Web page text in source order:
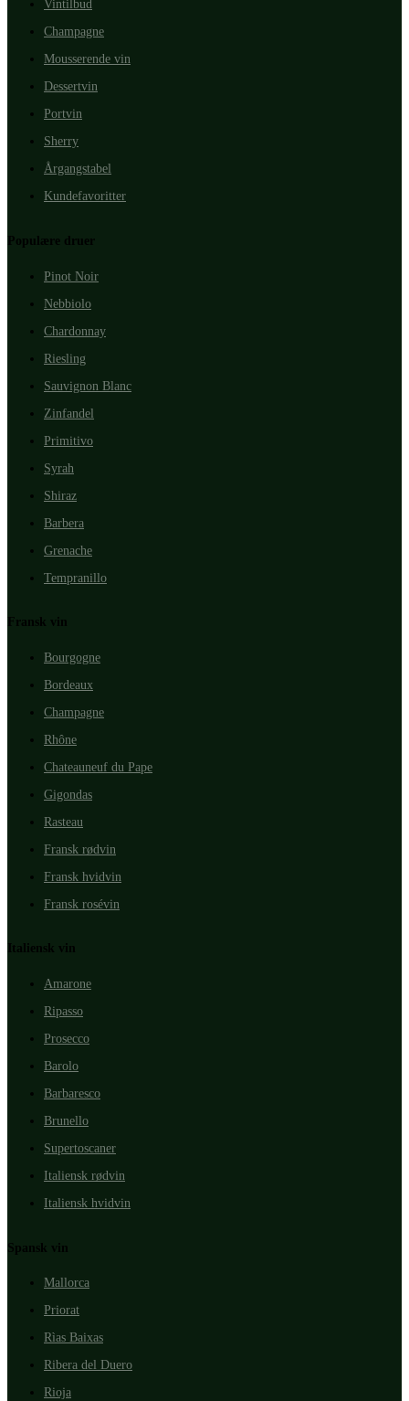
Vintilbud
Champagne
Mousserende vin
Dessertvin
Portvin
Sherry
Årgangstabel
Kundefavoritter
Populære druer
Pinot Noir
Nebbiolo
Chardonnay
Riesling
Sauvignon Blanc
Zinfandel
Primitivo
Syrah
Shiraz
Barbera
Grenache
Tempranillo
Fransk vin
Bourgogne
Bordeaux
Champagne
Rhône
Chateauneuf du Pape
Gigondas
Rasteau
Fransk rødvin
Fransk hvidvin
Fransk rosévin
Italiensk vin
Amarone
Ripasso
Prosecco
Barolo
Barbaresco
Brunello
Supertoscaner
Italiensk rødvin
Italiensk hvidvin
Spansk vin
Mallorca
Priorat
Rìas Baixas
Ribera del Duero
Rioja